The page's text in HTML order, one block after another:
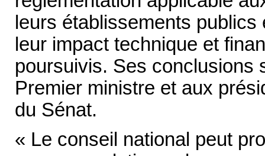
leurs établissements
leur impact technique et
poursuivis. Ses conclusions
Premier ministre et aux
du Sénat.
« Le conseil national peut